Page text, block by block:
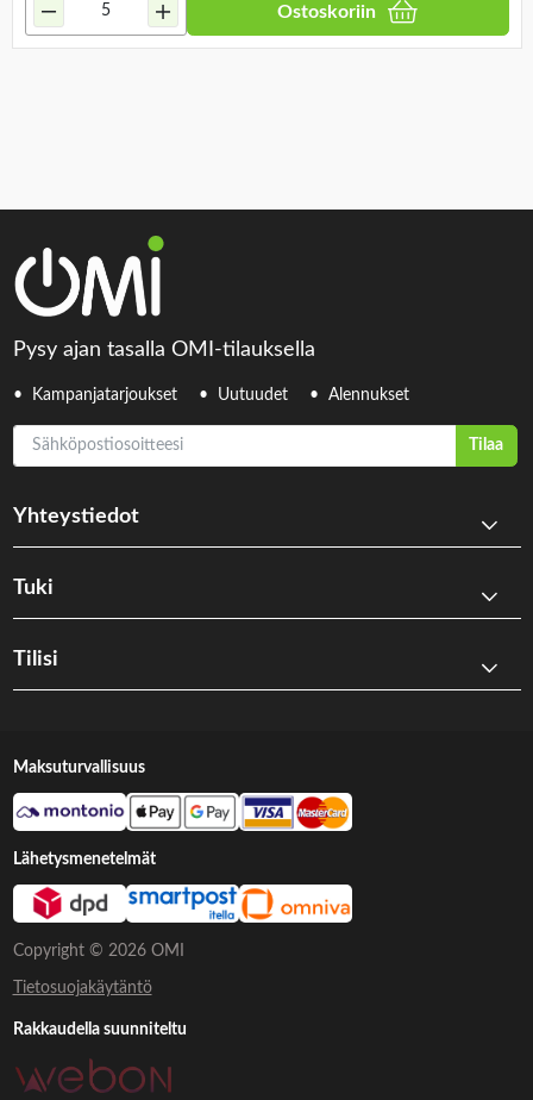
Ostoskoriin
Pysy ajan tasalla OMI-tilauksella
Kampanjatarjoukset Uutuudet Alennukset
Sähköpostiosoitteesi
Tilaa
Yhteystiedot
Tuki
Tilisi
Copyright © 2026 OMI
Tietosuojakäytäntö
Maksuturvallisuus
Lähetysmenetelmät
Rakkaudella suunniteltu